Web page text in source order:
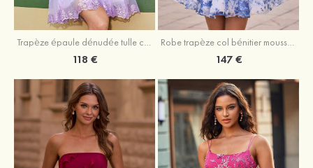
Trapèze épaule dénudée tulle courte/mini robe de fête de la rentrée avec paillettes
118 €
Robe trapèze col bénitier mousseline courte/mini robe de fête de la rentrée avec appliqué
147 €